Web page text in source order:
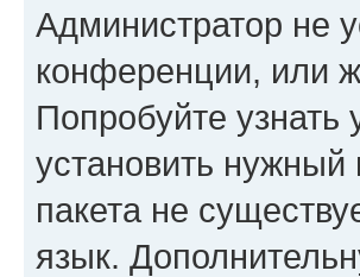
Администратор не
конференции, или
Попробуйте
установить нужный
пакета не
язык.